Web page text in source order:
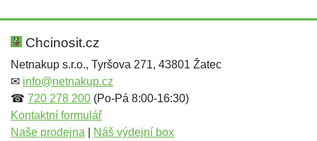
Chcinosit.cz
Netnakup s.r.o., Tyršova 271, 43801 Žatec
✉ info@netnakup.cz
☎ 720 278 200 (Po-Pá 8:00-16:30)
Kontaktní formulář
Naše prodejna
Náš výdejní box